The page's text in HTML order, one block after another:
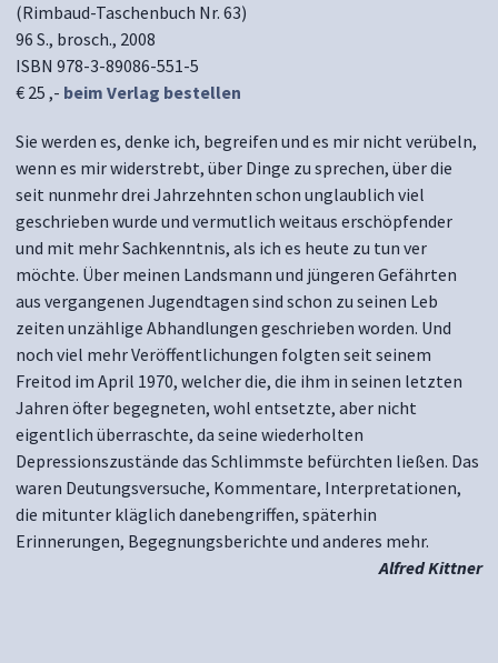
(Rimbaud-Taschenbuch Nr. 63)
96 S., brosch., 2008
ISBN 978-3-89086-551-5
€ 25 ,- beim Verlag bestellen
Sie werden es, denke ich, begreifen und es mir nicht verübeln,
wenn es mir widerstrebt, über Dinge zu sprechen, über die
seit nunmehr drei Jahrzehnten schon unglaublich viel
geschrieben wurde und vermutlich weitaus erschöpfender
und mit mehr Sachkenntnis, als ich es heute zu tun ver
möchte. Über meinen Landsmann und jüngeren Gefährten
aus vergangenen Jugendtagen sind schon zu seinen Leb
zeiten unzählige Abhandlungen geschrieben worden. Und
noch viel mehr Veröffentlichungen folgten seit seinem
Freitod im April 1970, welcher die, die ihm in seinen letzten
Jahren öfter begegneten, wohl entsetzte, aber nicht
eigentlich überraschte, da seine wiederholten
Depressionszustände das Schlimmste befürchten ließen. Das
waren Deutungsversuche, Kommentare, Interpretationen,
die mitunter kläglich danebengriffen, späterhin
Erinnerungen, Begegnungsberichte und anderes mehr.
Alfred Kittner